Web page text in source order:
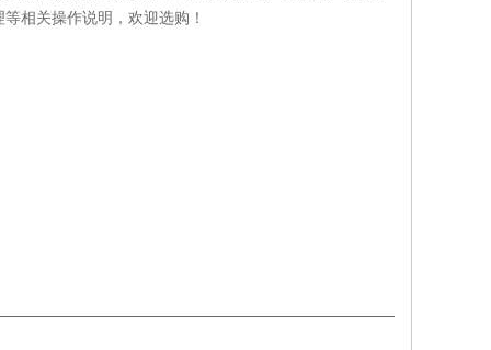
相关操作说明，欢迎选购！